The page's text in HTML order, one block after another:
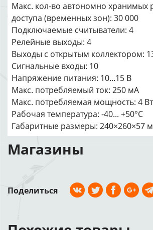
Макс. кол-во автономно хранимых
доступа (временных зон): 30 000
Подключаемые считыватели: 4
Релейные выходы: 4
Выходы с открытым коллектором:
Сигнальные входы: 10
Напряжение питания: 10...15 В
Макс. потребляемый ток: 250 мА
Макс. потребляемая мощность: 4 Вт
Рабочая температура: -40... +50°C
Габаритные размеры: 240×260×57
Магазины
Поделиться